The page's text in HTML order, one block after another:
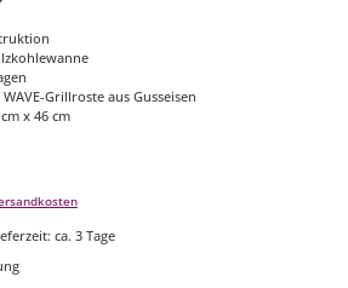
Grillroste aus Gusseisen
x 46 cm
ca. 3 Tage